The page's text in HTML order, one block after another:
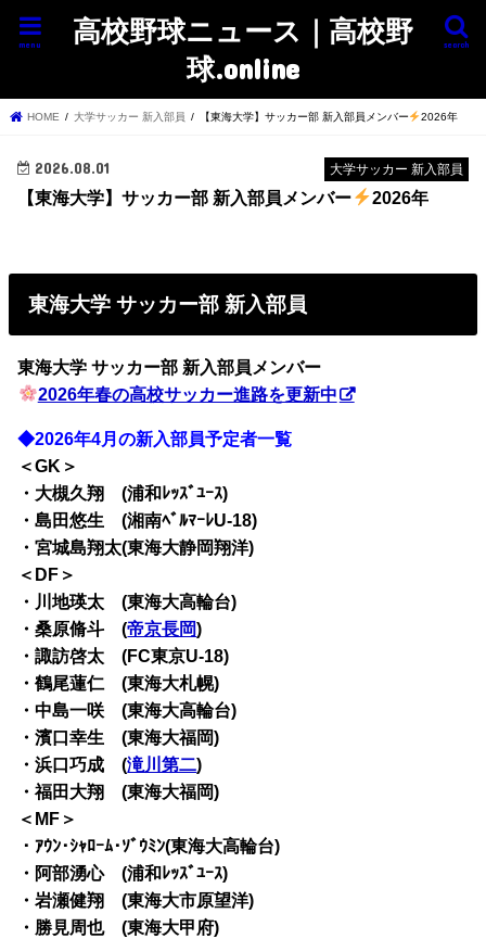
高校野球ニュース｜高校野
球.online
search
menu
HOME 大学サッカー 新入部員 【東海大学】サッカー部 新入部員メンバー 2026年
大学サッカー 新入部員
2026.08.01
【東海大学】サッカー部 新入部員メンバー 2026年
東海大学 サッカー部 新入部員
東海大学 サッカー部 新入部員メンバー
2026年春の高校サッカー進路を更新中
◆2026年4月の新入部員予定者一覧
＜GK＞
・大槻久翔 (浦和ﾚｯｽﾞﾕｰｽ)
・島田悠生 (湘南ﾍﾞﾙﾏｰﾚU-18)
・宮城島翔太(東海大静岡翔洋)
＜DF＞
・川地瑛太 (東海大高輪台)
・桑原脩斗 (帝京長岡)
・諏訪啓太 (FC東京U-18)
・鶴尾蓮仁 (東海大札幌)
・中島一咲 (東海大高輪台)
・濱口幸生 (東海大福岡)
・浜口巧成 (滝川第二)
・福田大翔 (東海大福岡)
＜MF＞
・ｱｳﾝ･ｼｬﾛｰﾑ･ｿﾞｳﾐﾝ(東海大高輪台)
・阿部湧心 (浦和ﾚｯｽﾞﾕｰｽ)
・岩瀬健翔 (東海大市原望洋)
・勝見周也 (東海大甲府)